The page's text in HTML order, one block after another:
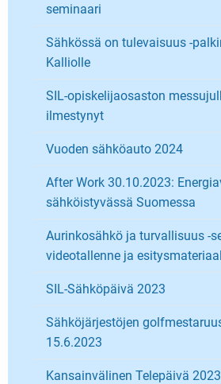
seminaari
Sähkössä on tulevaisuus -
Kalliolle
SIL-opiskelijaosaston
ilmestynyt
Vuoden sähköauto 2024
After Work 30.10.2023:
sähköistyvässä Suomessa
Aurinkosähkö ja turvallisuus -
videotallenne ja
SIL-Sähköpäivä 2023
Sähköjärjestöjen
15.6.2023
Kansainvälinen Telepäivä 2023